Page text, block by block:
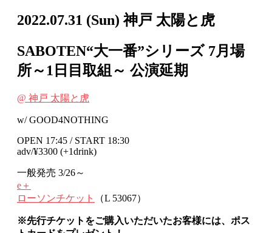
2022.07.31 (Sun) 神戸 太陽と虎
SABOTEN“大一番”シリーズ 7月場
所～1日目取組～ 公演延期
@ 神戸 太陽と虎
w/ GOOD4NOTHING
OPEN 17:45 / START 18:30
adv/¥3300 (+1drink)
一般発売 3/26～
e＋
ローソンチケット
（L 53067）
※先行チケットをご購入いただいたお客様には、ポス